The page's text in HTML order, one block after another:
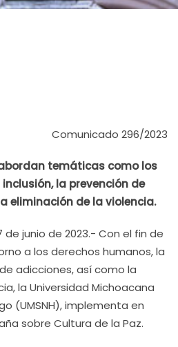
Comunicado 296/2023
temáticas como los
la prevención de
eliminación de la violencia.
de junio de 2023.- Con el fin de
a los derechos humanos, la
adicciones, así como la
la Universidad Michoacana
(UMSNH), implementa en
sobre Cultura de la Paz.